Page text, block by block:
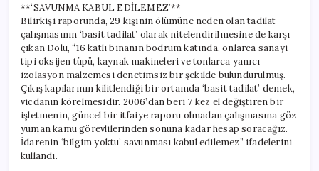
**‘SAVUNMA KABUL EDİLEMEZ’**
Bilirkişi raporunda, 29 kişinin ölümüne neden olan tadilat
çalışmasının ‘basit tadilat’ olarak nitelendirilmesine de karşı
çıkan Dolu, “16 katlı binanın bodrum katında, onlarca sanayi
tipi oksijen tüpü, kaynak makineleri ve tonlarca yanıcı
izolasyon malzemesi denetimsiz bir şekilde bulundurulmuş.
Çıkış kapılarının kilitlendiği bir ortamda ‘basit tadilat’ demek,
vicdanın körelmesidir. 2006’dan beri 7 kez el değiştiren bir
işletmenin, güncel bir itfaiye raporu olmadan çalışmasına göz
yuman kamu görevlilerinden sonuna kadar hesap soracağız.
İdarenin ‘bilgim yoktu’ savunması kabul edilemez” ifadelerini
kullandı.